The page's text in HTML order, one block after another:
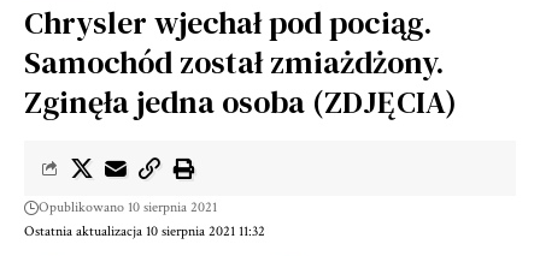
Chrysler wjechał pod pociąg.
Samochód został zmiażdżony.
Zginęła jedna osoba (ZDJĘCIA)
Ostatnia aktualizacja 10 sierpnia 2021 11:32
Opublikowano 10 sierpnia 2021